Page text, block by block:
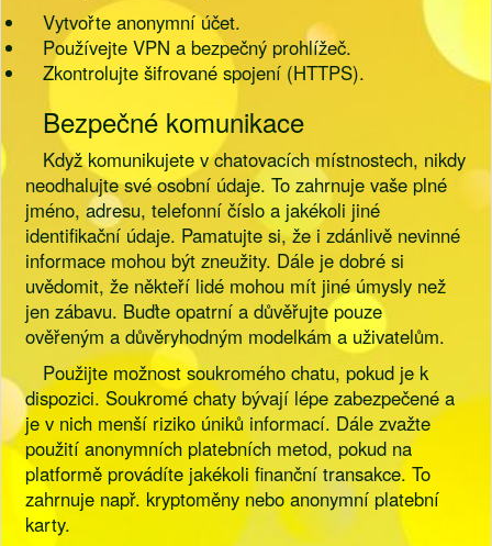
Vytvořte anonymní účet.
Používejte VPN a bezpečný prohlížeč.
Zkontrolujte šifrované spojení (HTTPS).
Bezpečné komunikace
Když komunikujete v chatovacích místnostech, nikdy
neodhalujte své osobní údaje. To zahrnuje vaše plné
jméno, adresu, telefonní číslo a jakékoli jiné
identifikační údaje. Pamatujte si, že i zdánlivě nevinné
informace mohou být zneužity. Dále je dobré si
uvědomit, že někteří lidé mohou mít jiné úmysly než
jen zábavu. Buďte opatrní a důvěřujte pouze
ověřeným a důvěryhodným modelkám a uživatelům.
Použijte možnost soukromého chatu, pokud je k
dispozici. Soukromé chaty bývají lépe zabezpečené a
je v nich menší riziko úniků informací. Dále zvažte
použití anonymních platebních metod, pokud na
platformě provádíte jakékoli finanční transakce. To
zahrnuje např. kryptoměny nebo anonymní platební
karty.